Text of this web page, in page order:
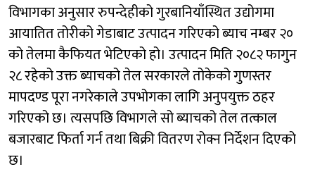
विभागका अनुसार रुपन्देहीको गुरबानियाँस्थित उद्योगमा
आयातित तोरीको गेडाबाट उत्पादन गरिएको ब्याच नम्बर २०
को तेलमा कैफियत भेटिएको हो। उत्पादन मिति २०८२ फागुन
२८ रहेको उक्त ब्याचको तेल सरकारले तोकेको गुणस्तर
मापदण्ड पूरा नगरेकाले उपभोगका लागि अनुपयुक्त ठहर
गरिएको छ। त्यसपछि विभागले सो ब्याचको तेल तत्काल
बजारबाट फिर्ता गर्न तथा बिक्री वितरण रोक्न निर्देशन दिएको
छ।